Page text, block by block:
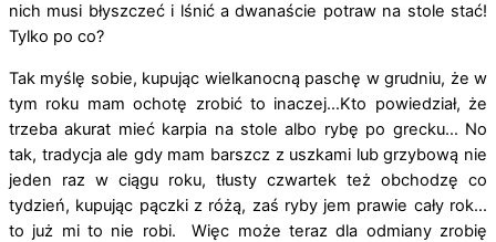
nich musi błyszczeć i lśnić a dwanaście potraw na stole stać!
Tylko po co?
Tak myślę sobie, kupując wielkanocną paschę w grudniu, że w
tym roku mam ochotę zrobić to inaczej…Kto powiedział, że
trzeba akurat mieć karpia na stole albo rybę po grecku… No
tak, tradycja ale gdy mam barszcz z uszkami lub grzybową nie
jeden raz w ciągu roku, tłusty czwartek też obchodzę co
tydzień, kupując pączki z różą, zaś ryby jem prawie cały rok…
to już mi to nie robi. Więc może teraz dla odmiany zrobię